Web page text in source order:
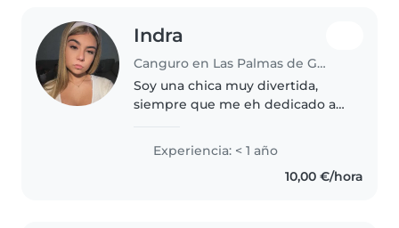
Indra
Canguro en Las Palmas de Gran Canaria
Soy una chica muy divertida,
siempre que me eh dedicado a
super bien conmigo, siempre
entretenidos, cualquier cosa que
necesiten siempre la van a
Experiencia: < 1 año
10,00 €/hora